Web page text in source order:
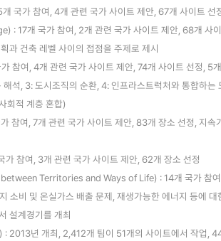
국가 참여, 4개 관련 국가 사이트 제안, 67개 사이트 선
17개 국가 참여, 2개 관련 국가 사이트 제안, 68개 사
과 건축 레벨 사이의 접점을 주제로 제시
여, 4개 관련 국가 사이트 제안, 74개 사이트 선정, 5
석, 3: 도시조직의 순환, 4: 인프라스트럭처와 통합하는
회적 계층 혼합)
여, 7개 관련 국가 사이트 제안, 83개 장소 선정, 지속
참여, 3개 관련 국가 사이트 제안, 62개 장소 선정
Territories and Ways of Life) : 14개 국가 참여
소비 및 온실가스 배출 문제, 재생가능한 에너지 등에 대
설계경기를 개최
년 개최, 2,412개 팀이 51개의 사이트에서 작업,